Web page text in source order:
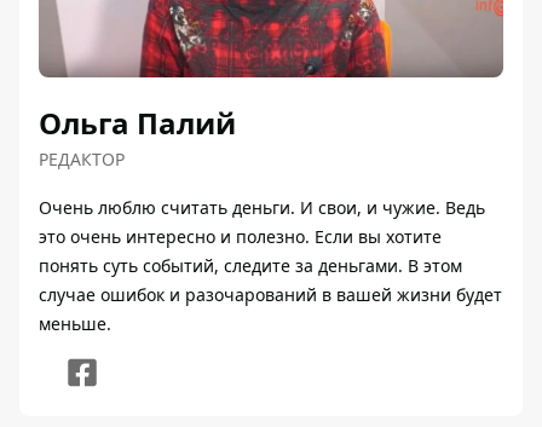
Ольга Палий
РЕДАКТОР
Очень люблю считать деньги. И свои, и чужие. Ведь
это очень интересно и полезно. Если вы хотите
понять суть событий, следите за деньгами. В этом
случае ошибок и разочарований в вашей жизни будет
меньше.